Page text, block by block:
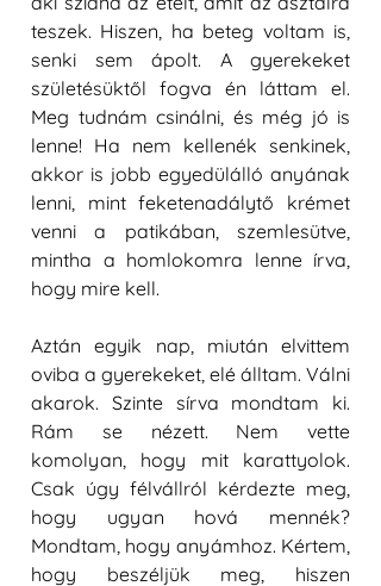
teszek. Hiszen, ha beteg voltam is,
senki sem ápolt. A gyerekeket
születésüktől fogva én láttam el.
Meg tudnám csinálni, és még jó is
lenne! Ha nem kellenék senkinek,
akkor is jobb egyedülálló anyának
lenni, mint feketenadálytő krémet
venni a patikában, szemlesütve,
mintha a homlokomra lenne írva,
hogy mire kell.
Aztán egyik nap, miután elvittem
oviba a gyerekeket, elé álltam. Válni
akarok. Szinte sírva mondtam ki.
Rám se nézett. Nem vette
komolyan, hogy mit karattyolok.
Csak úgy félvállról kérdezte meg,
hogy ugyan hová mennék?
Mondtam, hogy anyámhoz. Kértem,
hogy beszéljük meg, hiszen